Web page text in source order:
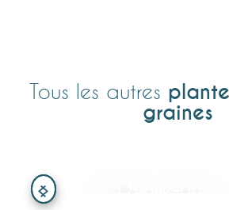
Tous les autres
graines